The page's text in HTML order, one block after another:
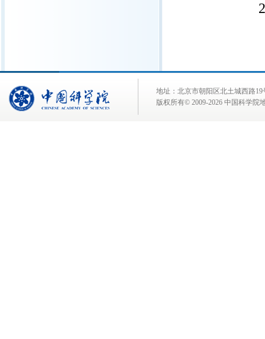
地址：北京市朝阳区北土城西路
版权所有© 2009-2026 中国科学院